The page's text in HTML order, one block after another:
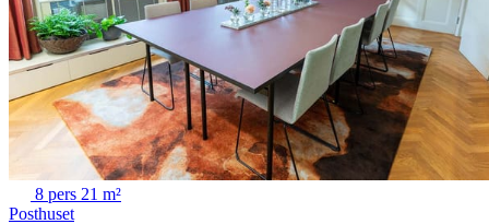
8 pers 21 m²
Posthuset